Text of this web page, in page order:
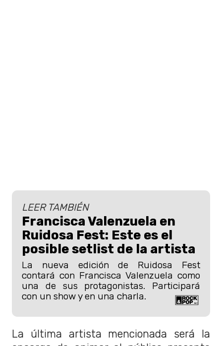
LEER TAMBIÉN
Francisca Valenzuela en
Ruidosa Fest: Este es el
posible setlist de la artista
La nueva edición de Ruidosa Fest
contará con Francisca Valenzuela como
una de sus protagonistas. Participará
con un show y en una charla.
La última artista mencionada será la